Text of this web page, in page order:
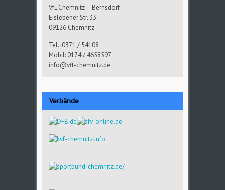
VfL Chemnitz – Bernsdorf
Eislebener Str. 33
09126 Chemnitz
Tel.: 0371 / 54108
Mobil: 0174 / 4658597
info@vfl-chemnitz.de
Verbände